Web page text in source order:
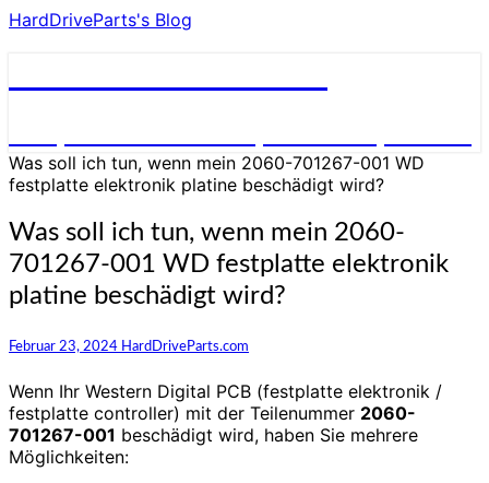
HardDriveParts's Blog
Was soll ich tun, wenn mein 2060-701267-001 WD
festplatte elektronik platine beschädigt wird?
Was soll ich tun, wenn mein 2060-
701267-001 WD festplatte elektronik
platine beschädigt wird?
Februar 23, 2024 HardDriveParts.com
Wenn Ihr Western Digital PCB (festplatte elektronik /
festplatte controller) mit der Teilenummer 2060-
701267-001 beschädigt wird, haben Sie mehrere
Möglichkeiten: